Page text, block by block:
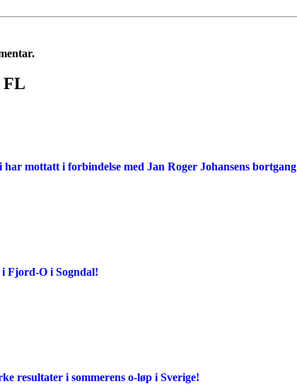
FL
mottatt i forbindelse med Jan Roger Johansens bortgang
Fjord-O i Sogndal!
resultater i sommerens o-løp i Sverige!